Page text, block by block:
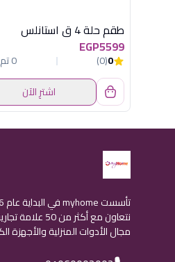
طقم حلة 4 ق استانلس
EGP5599
0
(0)
0 تم البيع
اشترِ الآن
نتعاون مع أكثر
مجال الأدوات المنزلية والأجهزة